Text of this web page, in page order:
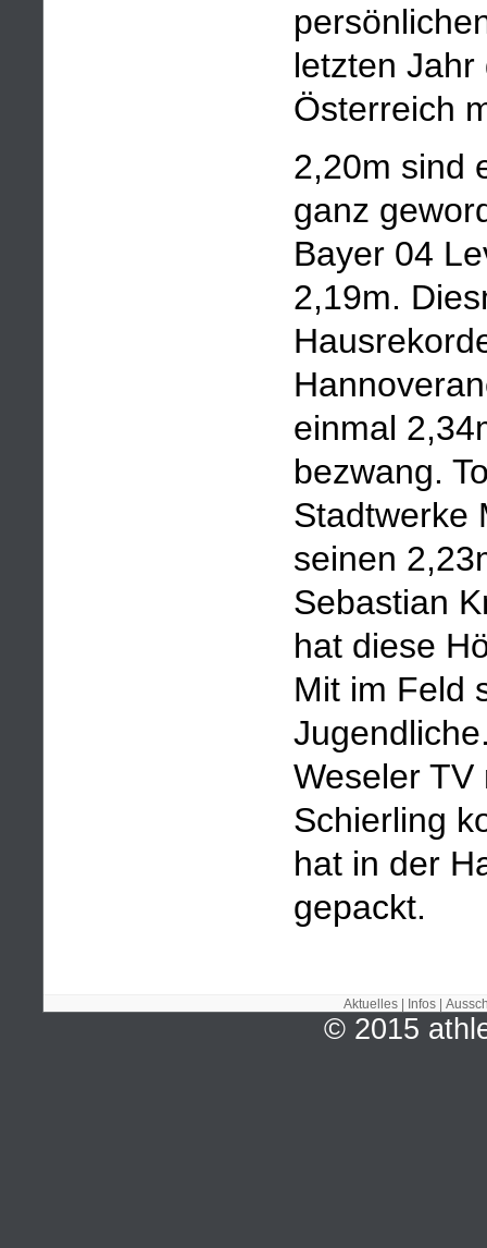
letzten
Österreich
2,20m sind
ganz
Bayer 04
2,19m.
einmal
bezwang.
Stadtwerke
seinen
Sebastian
hat diese
Mit im Feld
Weseler TV
Schierling
hat in der
gepackt.
Aktuelles | Infos |
© 2015